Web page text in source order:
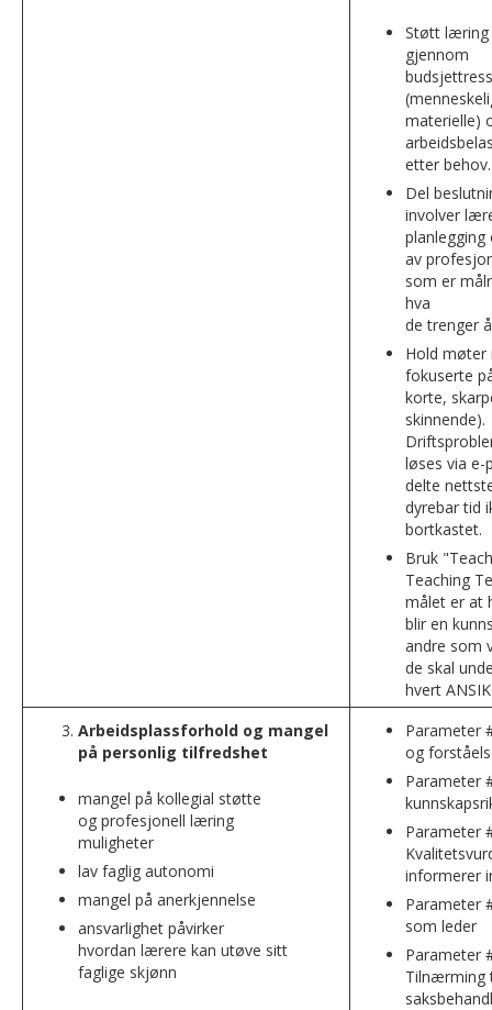
Støtt læring
gjennom
materielle)
etter behov.
Del
involver
av
som er
hva
de trenger
Hold møter
fokuserte
korte,
skinnende).
løses via e-
delte
dyrebar tid
bortkastet.
Bruk
Teaching
målet er at
blir en
andre som
de skal
hvert
Arbeidsplassforhold og mangel
på personlig tilfredshet
mangel på kollegial støtte
og profesjonell læring
muligheter
lav faglig autonomi
mangel på anerkjennelse
ansvarlighet påvirker
hvordan lærere kan utøve sitt
faglige skjønn
Parameter
og
Parameter
Parameter
informerer
Parameter
som leder
Parameter
Tilnærming